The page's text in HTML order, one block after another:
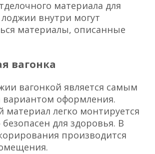
материала для
внутри могут
материалы, описанные
вагонка
вагонкой является самым
оформления.
материал легко монтируется
для здоровья. В
производится